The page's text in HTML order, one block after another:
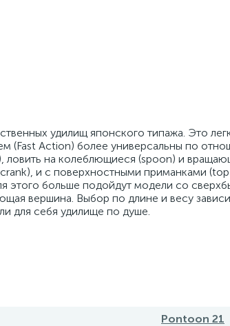
удилищ японского типажа. Это
(Fast Action) более универсальны по
ловить на колеблющиеся (spoon) и
и с поверхностными приманками
этого больше подойдут модели со
вершина. Выбор по длине и весу
для себя удилище по душе.
Pontoon 21